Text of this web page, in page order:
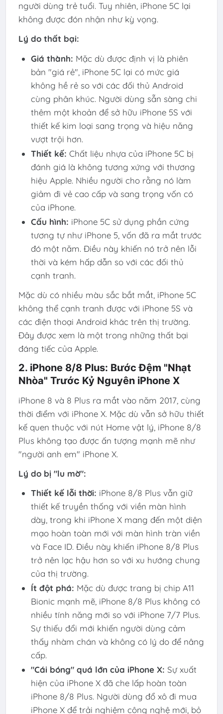
người dùng trẻ tuổi. Tuy nhiên, iPhone 5C lại
không được đón nhận như kỳ vọng.
Lý do thất bại:
Giá thành: Mặc dù được định vị là phiên
bản "giá rẻ", iPhone 5C lại có mức giá
không hề rẻ so với các đối thủ Android
cùng phân khúc. Người dùng sẵn sàng chi
thêm một khoản để sở hữu iPhone 5S với
thiết kế kim loại sang trọng và hiệu năng
vượt trội hơn.
Thiết kế: Chất liệu nhựa của iPhone 5C bị
đánh giá là không tương xứng với thương
hiệu Apple. Nhiều người cho rằng nó làm
giảm đi vẻ cao cấp và sang trọng vốn có
của iPhone.
Cấu hình: iPhone 5C sử dụng phần cứng
tương tự như iPhone 5, vốn đã ra mắt trước
đó một năm. Điều này khiến nó trở nên lỗi
thời và kém hấp dẫn so với các đối thủ
cạnh tranh.
Mặc dù có nhiều màu sắc bắt mắt, iPhone 5C
không thể cạnh tranh được với iPhone 5S và
các điện thoại Android khác trên thị trường.
Đây được xem là một trong những thất bại
đáng tiếc của Apple.
2. iPhone 8/8 Plus: Bước Đệm "Nhạt
Nhòa" Trước Kỷ Nguyên iPhone X
iPhone 8 và 8 Plus ra mắt vào năm 2017, cùng
thời điểm với iPhone X. Mặc dù vẫn sở hữu thiết
kế quen thuộc với nút Home vật lý, iPhone 8/8
Plus không tạo được ấn tượng mạnh mẽ như
"người anh em" iPhone X.
Lý do bị "lu mờ":
Thiết kế lỗi thời: iPhone 8/8 Plus vẫn giữ
thiết kế truyền thống với viền màn hình
dày, trong khi iPhone X mang đến một diện
mạo hoàn toàn mới với màn hình tràn viền
và Face ID. Điều này khiến iPhone 8/8 Plus
trở nên lạc hậu hơn so với xu hướng chung
của thị trường.
Ít đột phá: Mặc dù được trang bị chip A11
Bionic mạnh mẽ, iPhone 8/8 Plus không có
nhiều tính năng mới so với iPhone 7/7 Plus.
Sự thiếu đổi mới khiến người dùng cảm
thấy nhàm chán và không có lý do để nâng
cấp.
"Cái bóng" quá lớn của iPhone X: Sự xuất
hiện của iPhone X đã che lấp hoàn toàn
iPhone 8/8 Plus. Người dùng đổ xô đi mua
iPhone X để trải nghiệm công nghệ mới, bỏ